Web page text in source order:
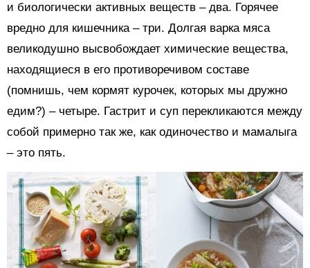
и биологически активных веществ – два. Горячее
вредно для кишечника – три. Долгая варка мяса
великодушно высвобождает химические вещества,
находящиеся в его противоречивом составе
(помнишь, чем кормят курочек, которых мы дружно
едим?) – четыре. Гастрит и суп перекликаются между
собой примерно так же, как одиночество и мамалыга
– это пять.